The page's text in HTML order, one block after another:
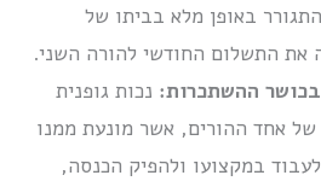
באופן מלא בביתו של
את התשלום החודשי להורה השני.
ההשתכרות: נכות גופנית
אחד ההורים, אשר מונעת ממנו
במקצועו ולהפיק הכנסה,